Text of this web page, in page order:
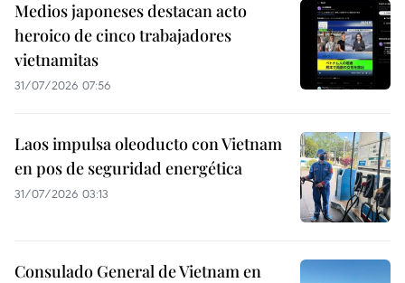
Medios japoneses destacan acto
heroico de cinco trabajadores
vietnamitas
31/07/2026 07:56
Laos impulsa oleoducto con Vietnam
en pos de seguridad energética
31/07/2026 03:13
Consulado General de Vietnam en